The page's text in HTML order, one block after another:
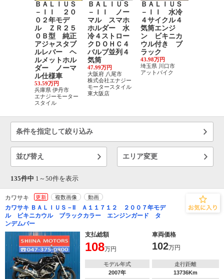
ＢＡＬＩＵＳ
－ＩＩ ２０
０２年モデ
ル ＺＲ２５
０Ｂ型 純正
アジャスタブ
ルレバー ヘ
ルメットホル
ダー ノーマ
ル仕様車
53.59万円
兵庫県 伊丹市
エナジーモーター
スタイル
ＢＡＬＩＵＳ
－ＩＩ ノー
マル スマホ
ホルダー 水
冷４ストロー
クＤＯＨＣ４
バルブ並列４
気筒
47.99万円
大阪府 八尾市
株式会社エナジー
モータースタイル
東大阪店
ＢＡＬＩＵＳ
－ＩＩ 水冷
４サイクル４
気筒エンジ
ン ビキニカ
ウル付き ブ
ラック
43.98万円
埼玉県 川口市
アットバイク
条件を指定して絞り込み
並び替え エリア変更
135件中 1～ 50件を表示
カワサキ 更新 複数画像 動画
カワサキ ＢＡＬＩＵＳ－II Ａ１１７１２ ２００７年モデ
ル ビキニカウル ブラックカラー エンジンガード タ
ンデムバー
支払総額
車両価格
108万円 102万円
モデル年式
2007年
走行距離
13736Km